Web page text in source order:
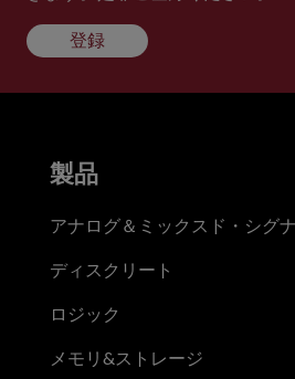
登録
製品
アナログ＆ミックスド・シグ
ディスクリート
ロジック
メモリ&ストレージ